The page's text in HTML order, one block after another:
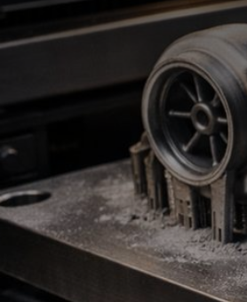
Impression 3D